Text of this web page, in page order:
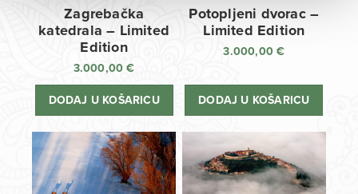
Zagrebačka
katedrala – Limited
Edition
3.000,00€
DODAJ U KOŠARICU
Potopljeni dvorac –
Limited Edition
3.000,00€
DODAJ U KOŠARICU